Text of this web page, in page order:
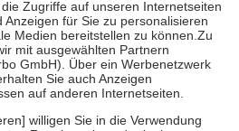
auch für Online-Apotheken.
Krankenpflege beträgt die
Kosten sowie zehn Euro je
für ihre eigene Gesundheit zu
der Familie zu unterstützen,
bei: